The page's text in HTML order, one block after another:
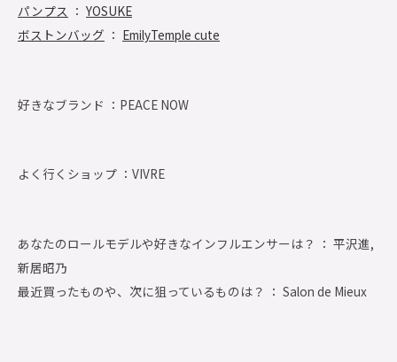
パンプス ： YOSUKE
ボストンバッグ ： EmilyTemple cute
好きなブランド ： PEACE NOW
よく行くショップ ： VIVRE
あなたのロールモデルや好きなインフルエンサーは？ ： 平沢進,
新居昭乃
最近買ったものや、次に狙っているものは？ ： Salon de Mieux